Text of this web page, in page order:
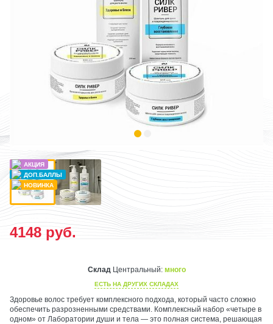
Здоровье волос требует комплексного подхода, который часто сложно
обеспечить разрозненными средствами. Комплексный набор «четыре в
одном» от Лаборатории души и тела — это полная система, решающая
4148 руб.
СкладЦентральный: много
ЕСТЬ НА ДРУГИХ СКЛАДАХ